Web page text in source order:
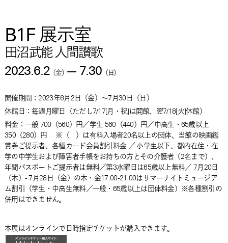
B1F 展示室
田沼武能 人間讃歌
2023.6.2（金）— 7.30（日）
開催期間：2023年6月2日 （金） ～7月30日 （日 ）
休館日：毎週月曜日（ただし7/17[月・祝]は開館、翌7/18[火]休館）
料金： 一般 700（560）円／学生 560（440）円／中高生・65歳以上
350（280）円 ※（ ）は有料入場者20名以上の団体、当館の映画鑑
賞券ご提示者、各種カード会員割引料金 ／ 小学生以下、都内在住・在
学の中学生および障害者手帳をお持ちの方とその介護者（2名まで）、
年間パスポートご提示者は無料／第3水曜日は65歳以上無料／ 7月20日
（木）- 7月28日（金）の木・金17:00-21:00はサマーナイトミュージア
ム割引（学生・中高生無料／一般・65歳以上は団体料金）※各種割引の
併用はできません。
本展はオンラインで日時指定チケットが購入できます。